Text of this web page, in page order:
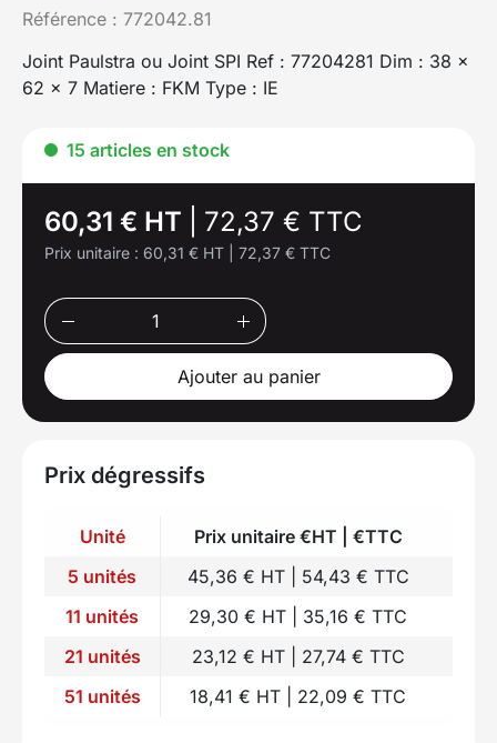
Référence : 772042.81
Joint Paulstra ou Joint SPI Ref : 77204281 Dim : 38 x
62 x 7 Matiere : FKM Type : IE
15 articles en stock
60,31 € HT 72,37 € TTC
Prix unitaire : 60,31 € HT 72,37 € TTC
Ajouter au panier
Prix dégressifs
Unité
Prix unitaire €HT | €TTC
5 unités
45,36 € HT | 54,43 € TTC
11 unités
29,30 € HT | 35,16 € TTC
21 unités
23,12 € HT | 27,74 € TTC
51 unités
18,41 € HT | 22,09 € TTC